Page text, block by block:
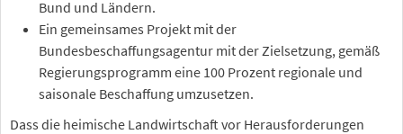
Bund und Ländern.
Ein gemeinsames Projekt mit der
Bundesbeschaffungsagentur mit der Zielsetzung, gemäß
Regierungsprogramm eine 100 Prozent regionale und
saisonale Beschaffung umzusetzen.
Dass die heimische Landwirtschaft vor Herausforderungen